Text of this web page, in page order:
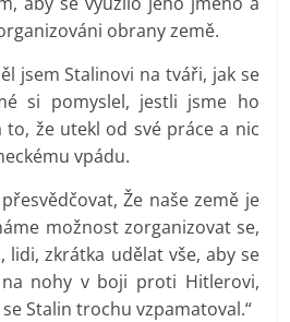
obrany země.
jsem Stalinovi na tváři, jak se
si pomyslel, jestli jsme ho
že utekl od své práce a nic
vpádu.
Že naše země je
možnost zorganizovat se,
lidi, zkrátka udělat vše, aby se
nohy v boji proti Hitlerovi,
Stalin trochu vzpamatoval.“